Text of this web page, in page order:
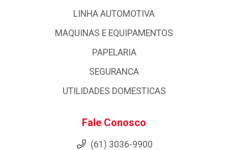
LINHA AUTOMOTIVA
MAQUINAS E EQUIPAMENTOS
PAPELARIA
SEGURANCA
UTILIDADES DOMESTICAS
Fale Conosco
(61) 3036-9900